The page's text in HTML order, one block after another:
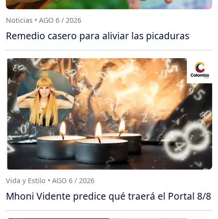
Noticias • AGO 6 / 2026
Remedio casero para aliviar las picaduras
Vida y Estilo • AGO 6 / 2026
Mhoni Vidente predice qué traerá el Portal 8/8